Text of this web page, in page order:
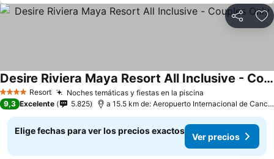
Compartir
4 EstrellasResort Noches temáticas y fiestas en la piscina
Desire Riviera Maya Resort All Inclusive - Couples Only
9,3 Excelente 5.825 a 15.5 km de: Aeropuerto Internacional de Cancún
Elige fechas para ver los precios exactos
Ver precios